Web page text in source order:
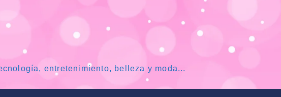
entretenimiento, belleza y moda...